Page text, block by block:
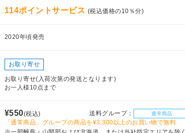
114ポイントサービス (税込価格の10％分)
2020年頃発売
お取り寄せ
お取り寄せ(入荷次第の発送となります)
お一人様10点まで
¥550(税込) 送料グループ： 通常商品
「通常商品」グループの商品を¥3,300以上のお買い物で無料